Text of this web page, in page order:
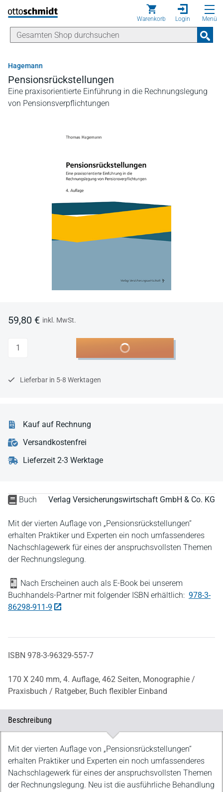
Direkt zum Inhalt
Warenkorb Login Menü
Hagemann
Pensionsrückstellungen
Eine praxisorientierte Einführung in die Rechnungslegung
von Pensionsverpflichtungen
Buch Verlag Versicherungswirtschaft GmbH & Co. KG
Mit der vierten Auflage von „Pensionsrückstellungen“
erhalten Praktiker und Experten ein noch umfassenderes
Nachschlagewerk für eines der anspruchsvollsten Themen
der Rechnungslegung.
Nach Erscheinen auch als E-Book bei unserem
Buchhandels-Partner mit folgender ISBN erhältlich: 978-3-
86298-911-9
ISBN 978-3-96329-557-7
170 X 240 mm, 4. Auflage, 462 Seiten, Monographie /
Praxisbuch / Ratgeber, Buch flexibler Einband
59,80 € inkl. MwSt.
Anzahl In den Warenkorb
Lieferbar in 5-8 Werktagen
Kauf auf Rechnung
Versandkostenfrei
Lieferzeit 2-3 Werktage
Beschreibung
Beschreibung
Mit der vierten Auflage von „Pensionsrückstellungen“
erhalten Praktiker und Experten ein noch umfassenderes
Nachschlagewerk für eines der anspruchsvollsten Themen
der Rechnungslegung. Neu ist die ausführliche Behandlung